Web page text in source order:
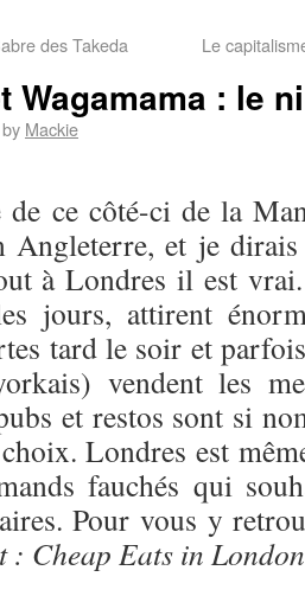
des Takeda Le
Wagamama : le
by Mackie
de ce côté-ci de la
et je dirais
à Londres il est
jours, attirent
tard le soir et
vendent les
et restos sont si
Londres est
fauchés qui
Pour vous y
: Cheap Eats in London